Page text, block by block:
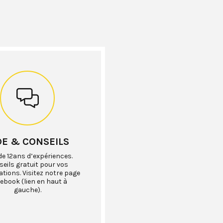
& CONSEILS
12ans d’expériences.
gratuit pour vos
Visitez notre page
(lien en haut à
gauche).